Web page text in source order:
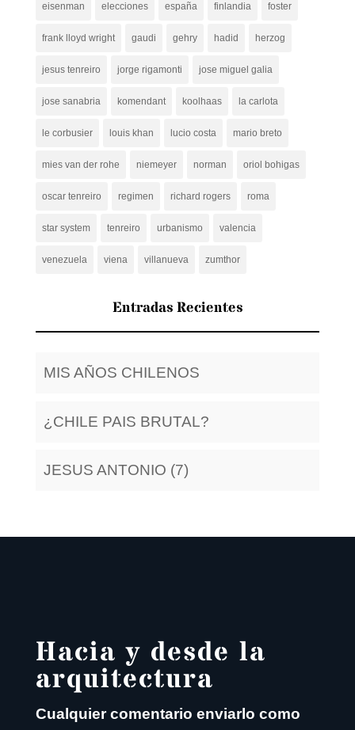
eisenman elecciones españa finlandia foster
frank lloyd wright gaudi gehry hadid herzog
jesus tenreiro jorge rigamonti jose miguel galia
jose sanabria komendant koolhaas la carlota
le corbusier louis khan lucio costa mario breto
mies van der rohe niemeyer norman oriol bohigas
oscar tenreiro regimen richard rogers roma
star system tenreiro urbanismo valencia
venezuela viena villanueva zumthor
Entradas Recientes
MIS AÑOS CHILENOS
¿CHILE PAIS BRUTAL?
JESUS ANTONIO (7)
Hacia y desde la
arquitectura
Cualquier comentario enviarlo como